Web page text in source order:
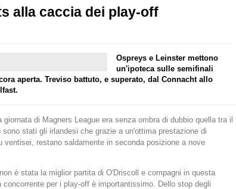
alla caccia dei play-off
Ospreys e Leinster mettono
un'ipoteca sulle semifinali
aperta. Treviso battuto, e superato, dal Connacht allo
di Magners League era senza ombra di dubbio quella tra il
stati gli irlandesi che grazie a un'ottima prestazione di
restano saldamente in seconda posizione a nove
è stata la miglior partita di O'Driscoll e compagni in questa
per i play-off è importantissimo. Dello stop degli